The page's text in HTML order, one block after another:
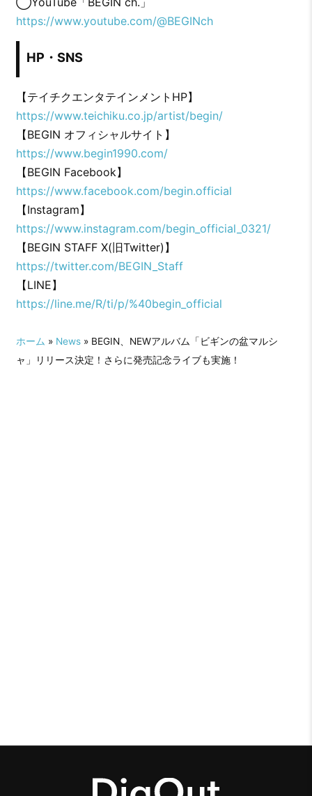
https://www.youtube.com/@BEGINch
HP・SNS
【テイチクエンタテインメントHP】
https://www.teichiku.co.jp/artist/begin/
【BEGIN オフィシャルサイト】
https://www.begin1990.com/
【BEGIN Facebook】
https://www.facebook.com/begin.official
【Instagram】
https://www.instagram.com/begin_official_0321/
【BEGIN STAFF X(旧Twitter)】
https://twitter.com/BEGIN_Staff
【LINE】
https://line.me/R/ti/p/%40begin_official
ホーム » News» BEGIN、NEWアルバム「ビギンの盆マルシ
ャ」リリース決定！さらに発売記念ライブも実施！